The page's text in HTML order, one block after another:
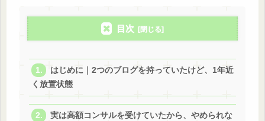
目次
はじめに｜2つのブログを持っていたけど、1年近
く放置状態
実は高額コンサルを受けていたから、やめられな